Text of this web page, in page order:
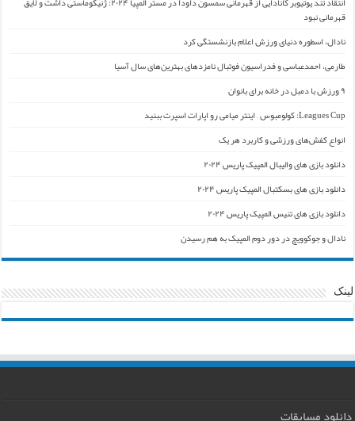
قهرمانی نبود
نادال، اسطوره دنیای ورزش اعلام بازنشستگی کرد
طارمی، احمدعباسی و فدراسیون فوتبال نامزدهای بهترین‌های سال آسیا
۹ ورزش با دمبل در خانه برای بانوان
Leagues Cup: کولومبوس – اینتر میامی رو اپارات اسپرت ببنید
انواع کفش‌های ورزشی و کاربرد هر یک
دانلود بازی های والیبال المپیک پاریس ۲۰۲۴
دانلود بازی های بسکتبال المپیک پاریس ۲۰۲۴
دانلود بازی های تنیس المپیک پاریس ۲۰۲۴
نادال و جوکوویچ در دور دوم المپیک به هم رسیدن
لینک
دانلود مسابقات